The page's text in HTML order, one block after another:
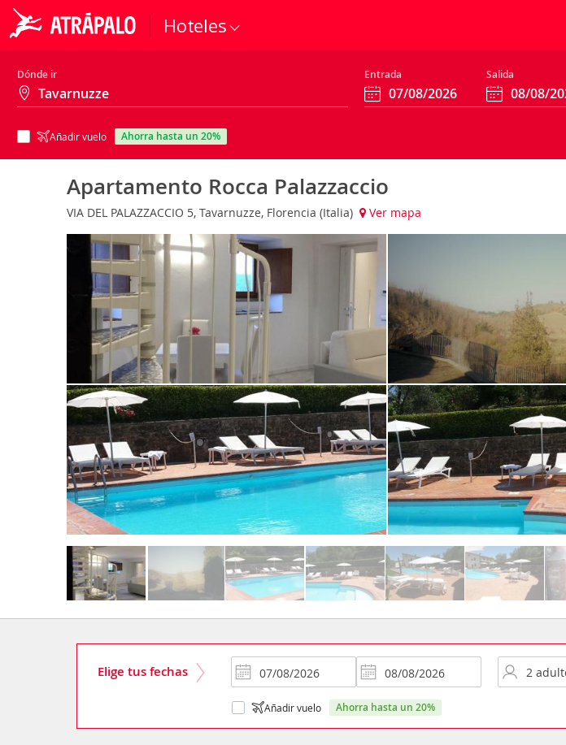
Hoteles
Dónde ir Entrada Salida
Añadir vuelo ahorra hasta un 20%
Apartamento Rocca Palazzaccio
VIA DEL PALAZZACCIO 5, Tavarnuzze, Florencia (Italia) Ver mapa
Elige tus fechas
Añadir vuelo ahorra hasta un 20%